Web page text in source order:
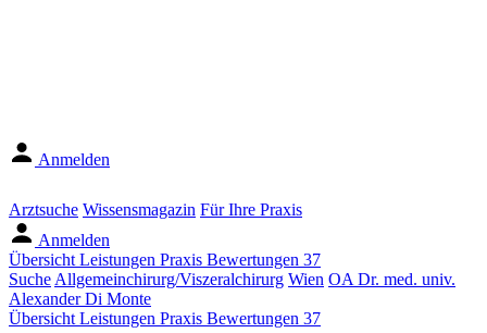
Anmelden
Arztsuche Wissensmagazin Für Ihre Praxis
Anmelden
Übersicht Leistungen Praxis Bewertungen 37
Suche Allgemeinchirurg/Viszeralchirurg Wien OA Dr. med. univ.
Alexander Di Monte
Übersicht Leistungen Praxis Bewertungen 37